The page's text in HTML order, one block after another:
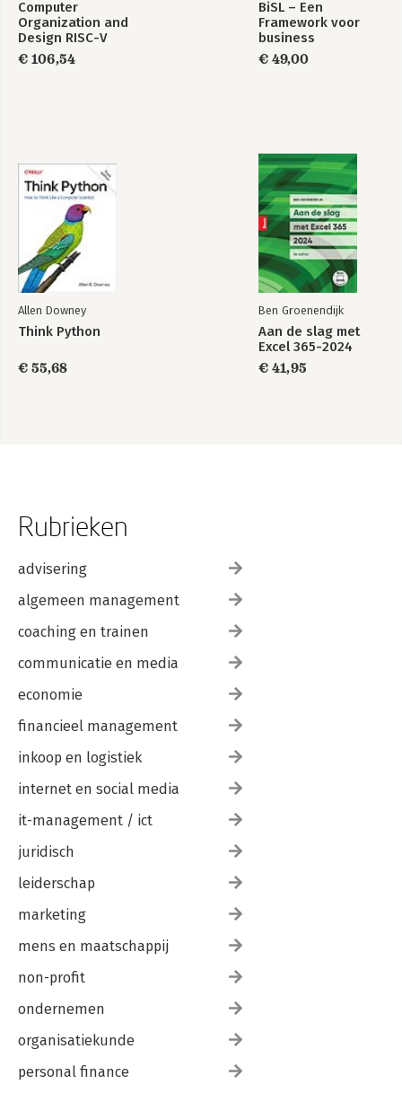
Computer
Organization and
Design RISC-V
Edition
€ 106,54
BiSL – Een
Framework voor
business
€ 49,00
Allen Downey
Think Python
€ 55,68
Ben Groenendijk
Aan de slag met
Excel 365-2024
€ 41,95
Rubrieken
advisering
algemeen management
coaching en trainen
communicatie en media
economie
financieel management
inkoop en logistiek
internet en social media
it-management / ict
juridisch
leiderschap
marketing
mens en maatschappij
non-profit
ondernemen
organisatiekunde
personal finance